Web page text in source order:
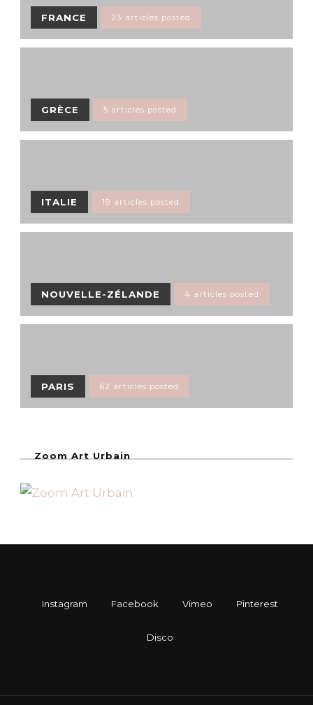
FRANCE 23 articles posted
GRÈCE 5 articles posted
ITALIE 19 articles posted
NOUVELLE-ZÉLANDE 4 articles posted
PARIS 62 articles posted
Zoom Art Urbain